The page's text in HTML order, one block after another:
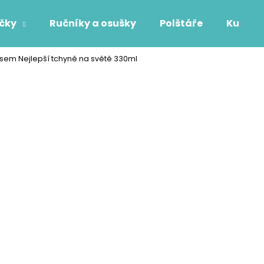
Ručníky a osušky Polštáře
Nejlepší tchyně na světě 330ml
Co potřebujete najít?